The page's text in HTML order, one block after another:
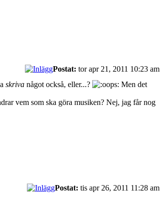
Postat: tor apr 21, 2011 10:23 am
skriva något också, eller...?
Men det
vem som ska göra musiken? Nej, jag får nog
Postat: tis apr 26, 2011 11:28 am